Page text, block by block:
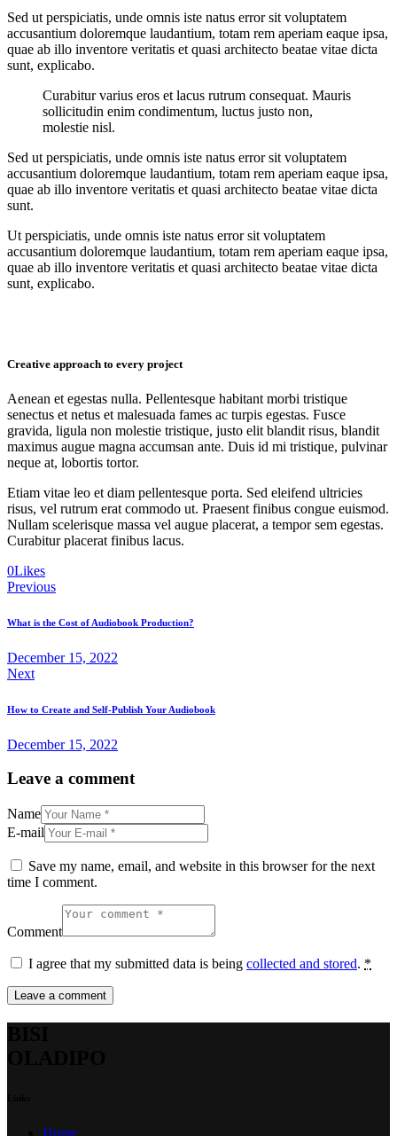
Sed ut perspiciatis, unde omnis iste natus error sit voluptatem
accusantium doloremque laudantium, totam rem aperiam eaque ipsa,
quae ab illo inventore veritatis et quasi architecto beatae vitae dicta
sunt, explicabo.
Curabitur varius eros et lacus rutrum consequat. Mauris
sollicitudin enim condimentum, luctus justo non,
molestie nisl.
Sed ut perspiciatis, unde omnis iste natus error sit voluptatem
accusantium doloremque laudantium, totam rem aperiam eaque ipsa,
quae ab illo inventore veritatis et quasi architecto beatae vitae dicta
sunt.
Ut perspiciatis, unde omnis iste natus error sit voluptatem
accusantium doloremque laudantium, totam rem aperiam eaque ipsa,
quae ab illo inventore veritatis et quasi architecto beatae vitae dicta
sunt, explicabo.
Creative approach to every project
Aenean et egestas nulla. Pellentesque habitant morbi tristique
senectus et netus et malesuada fames ac turpis egestas. Fusce
gravida, ligula non molestie tristique, justo elit blandit risus, blandit
maximus augue magna accumsan ante. Duis id mi tristique, pulvinar
neque at, lobortis tortor.
Etiam vitae leo et diam pellentesque porta. Sed eleifend ultricies
risus, vel rutrum erat commodo ut. Praesent finibus congue euismod.
Nullam scelerisque massa vel augue placerat, a tempor sem egestas.
Curabitur placerat finibus lacus.
0Likes
Post
navigation
Previous
What is the Cost of Audiobook Production?
December 15, 2022
Next
How to Create and Self-Publish Your Audiobook
December 15, 2022
Leave a comment
Name
E-mail
Save my name, email, and website in this browser for the next
time I comment.
Comment
I agree that my submitted data is being collected and stored. *
Home